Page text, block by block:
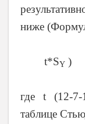
ниже
t*SY
где t (12-
таблице